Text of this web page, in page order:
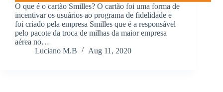
O que é o cartão Smilles? O cartão foi uma forma de
incentivar os usuários ao programa de fidelidade e
foi criado pela empresa Smilles que é a responsável
pelo pacote da troca de milhas da maior empresa
aérea no…
Luciano M.B
Aug 11, 2020